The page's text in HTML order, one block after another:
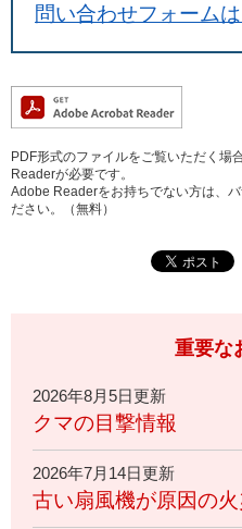
問い合わせフォーム
PDF形式のファイルをご覧いただく場
Readerが必要です。
Adobe Readerをお持ちでない方は、
ださい。（無料）
重要な
2026年8月5日更新
クマの目撃情報
2026年7月14日更新
古い扇風機が原因の